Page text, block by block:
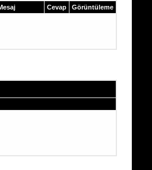
Cevap Görüntüleme